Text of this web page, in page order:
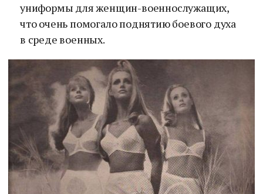
униформы для женщин-военнослужащих,
что очень помогало поднятию боевого духа
в среде военных.